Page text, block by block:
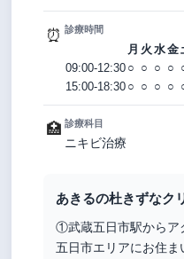
⏰ 診療時間
月 火 水金
09:00-12:30 ○ ○ ○ ○
15:00-18:30 ○ ○ ○ ○
🏥 診療科目
ニキビ治療
あきるの杜きずなク
①武蔵五日市駅からア
五日市エリアにお住